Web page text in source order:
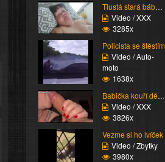
Tlustá stará bába vzdy...
Video / XXX
3285x
Policista se štěstím
Video / Auto-
moto
1638x
Babička kouří dědečka
Video / XXX
3826x
Vezme si ho lvíček
Video / Zbytky
3980x